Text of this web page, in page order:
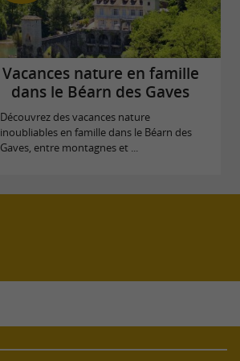
Vacances nature en famille
dans le Béarn des Gaves
Découvrez des vacances nature
inoubliables en famille dans le Béarn des
Gaves, entre montagnes et ...